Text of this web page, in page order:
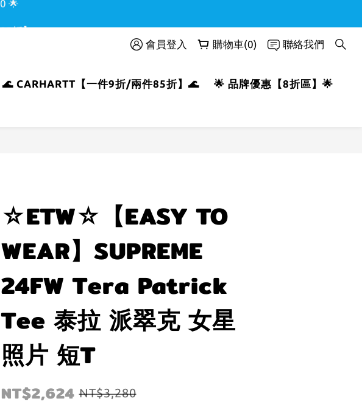
會員登入 購物車(0) 聯絡我們
🌊 CARHARTT【一件9折/兩件85折】🌊 🌟 品牌優惠【8折區】🌟
☆ETW☆【EASY TO
WEAR】SUPREME
24FW Tera Patrick
Tee 泰拉 派翠克 女星
照片 短T
NT$2,624 NT$3,280